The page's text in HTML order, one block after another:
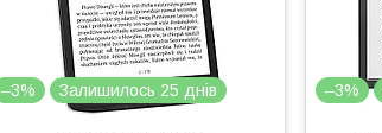
–3% Залишилось 25 днів –3%